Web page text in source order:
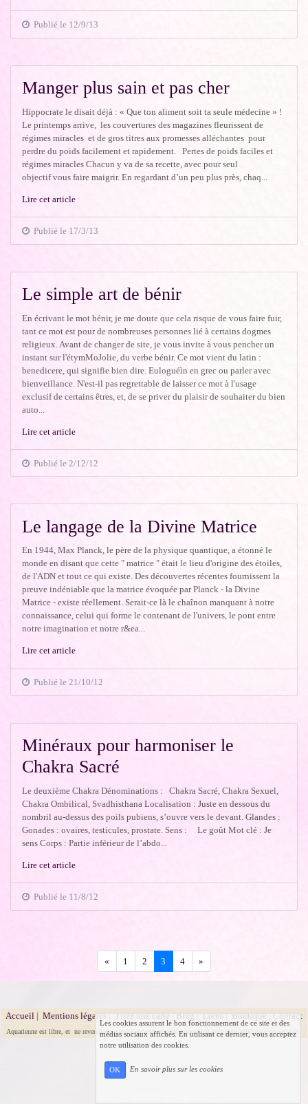
Publié le 12/9/13
Manger plus sain et pas cher
Hippocrate le disait déjà : « Que ton aliment soit ta seule médecine » !
Le printemps arrive, les couvertures des magazines fleurissent de
régimes miracles et de gros titres aux promesses alléchantes pour
perdre du poids facilement et rapidement. Pertes de poids faciles et
régimes miracles Chacun y va de sa recette, avec pour seul
objectif vous faire maigrir. En regardant d’un peu plus près, chaq...
Lire cet article
Publié le 17/3/13
Le simple art de bénir
En écrivant le mot bénir, je me doute que cela risque de vous faire fuir,
tant ce mot est pour de nombreuses personnes lié à certains dogmes
religieux. Avant de changer de site, je vous invite à vous pencher un
instant sur l'étymMoJolie, du verbe bénir. Ce mot vient du latin :
benedicere, qui signifie bien dire. Euloguéìn en grec ou parler avec
bienveillance. N'est-il pas regrettable de laisser ce mot à l'usage
exclusif de certains êtres, et, de se priver du plaisir de souhaiter du bien
auto...
Lire cet article
Publié le 2/12/12
Le langage de la Divine Matrice
En 1944, Max Planck, le père de la physique quantique, a étonné le
monde en disant que cette " matrice " était le lieu d'origine des étoiles,
de l'ADN et tout ce qui existe. Des découvertes récentes fournissent la
preuve indéniable que la matrice évoquée par Planck - la Divine
Matrice - existe réellement. Serait-ce là le chaînon manquant à notre
connaissance, celui qui forme le contenant de l'univers, le pont entre
notre imagination et notre r&ea...
Lire cet article
Publié le 21/10/12
Minéraux pour harmoniser le
Chakra Sacré
Le deuxième Chakra Dénominations : Chakra Sacré, Chakra Sexuel,
Chakra Ombilical, Svadhisthana Localisation : Juste en dessous du
nombril au-dessus des poils pubiens, s’ouvre vers le devant. Glandes :
Gonades : ovaires, testicules, prostate. Sens : Le goût Mot clé : Je
sens Corps : Partie inférieur de l’abdo...
Lire cet article
Publié le 11/8/12
«Précédent
1 2 3 4 »
Accueil | Mentions légales|Tirez une carte|Blog|Liens|Boutique|Contact
Aquarienne est libre, et ne revendique aucune appartenance ou orientation politique, religieuse ou sectaire.
Les cookies assurent le bon fonctionnement de ce site et des
médias sociaux affichés. En utilisant ce dernier, vous acceptez
notre utilisation des cookies.
OK En savoir plus sur les cookies